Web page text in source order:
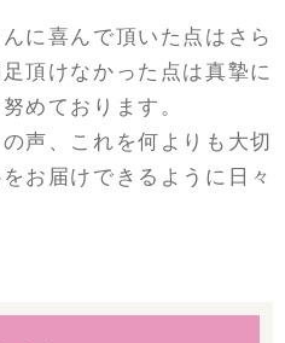
に喜んで頂いた点はさら
頂けなかった点は真摯に
めております。
声、これを何よりも大切
お届けできるように日々